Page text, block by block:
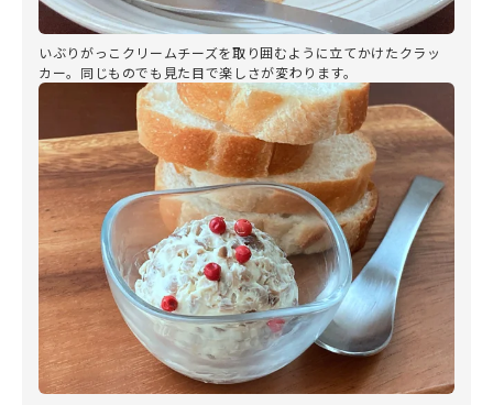
いぶりがっこクリームチーズを取り囲むように立てかけたクラッ
カー。同じものでも見た目で楽しさが変わります。